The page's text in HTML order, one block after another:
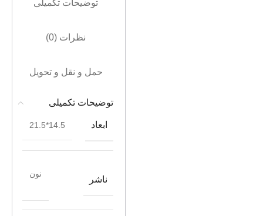
توضیحات تکمیلی
نظرات (0)
حمل و نقل و تحویل
توضیحات تکمیلی
ابعاد 14.5*21.5
ناشر
نون